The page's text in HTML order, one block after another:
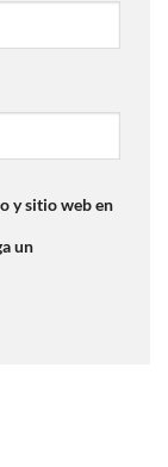
y sitio web en
un